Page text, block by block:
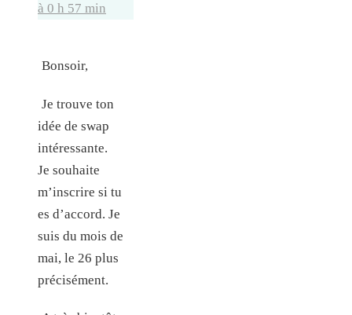
à 0 h 57 min
Bonsoir,
Je trouve ton
idée de swap
intéressante.
Je souhaite
m’inscrire si tu
es d’accord. Je
suis du mois de
mai, le 26 plus
précisément.